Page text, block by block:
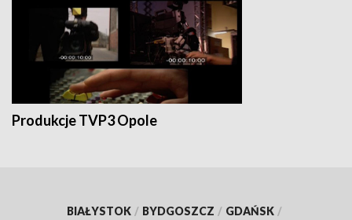
Produkcje TVP3 Opole
BIAŁYSTOK / BYDGOSZCZ / GDAŃSK /